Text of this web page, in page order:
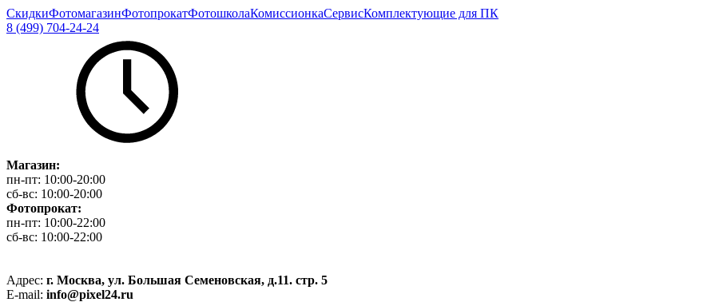
СкидкиФотомагазинФотопрокатФотошколаКомиссионкаСервисКомплектующие для ПК
8 (499) 704-24-24
Магазин:
пн-пт: 10:00-20:00
сб-вс: 10:00-20:00
Фотопрокат:
пн-пт: 10:00-22:00
сб-вс: 10:00-22:00
Адрес: г. Москва, ул. Большая Семеновская, д.11. стр. 5
E-mail: info@pixel24.ru